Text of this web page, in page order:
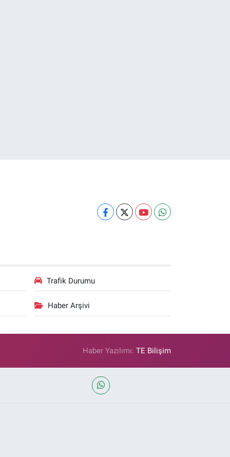
Trafik Durumu
Haber Arşivi
Haber Yazılımı:TE Bilişim